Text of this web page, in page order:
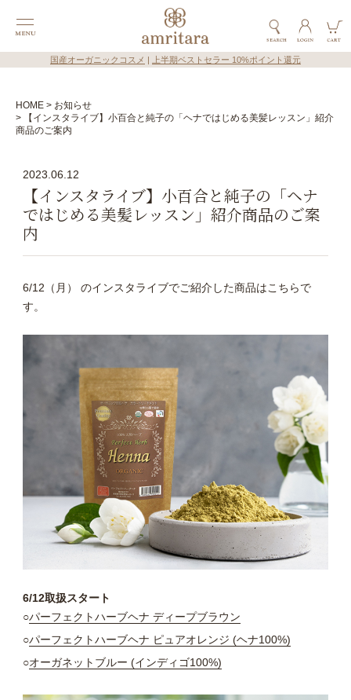
国産オーガニックコスメ 上半期ベストセラー 10%ポイント還元
HOME
お知らせ
【インスタライブ】小百合と純子の「ヘナではじめる美髪レッスン」紹介
商品のご案内
2023.06.12
【インスタライブ】小百合と純子の「ヘナ
ではじめる美髪レッスン」紹介商品のご案
内
6/12（月） のインスタライブでご紹介した商品はこちらで
す。
6/12取扱スタート
○パーフェクトハーブヘナ ディープブラウン
○パーフェクトハーブヘナ ピュアオレンジ (ヘナ100%)
○オーガネットブルー (インディゴ100%)